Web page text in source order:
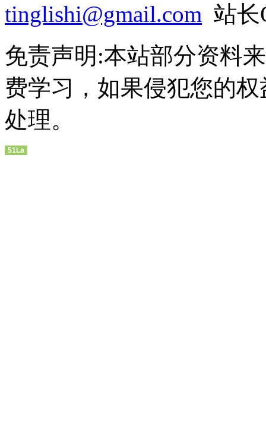
tinglishi@gmail.com 站长
免责声明:本站部分资料
费学习，如果侵犯您的
处理。
51La